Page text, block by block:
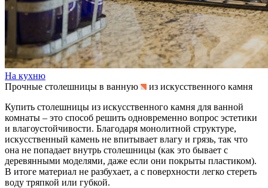
На кухню
Прочные столешницы в ванную
из искусственного камня
Купить столешницы из искусственного камня для ванной
комнаты – это способ решить одновременно вопрос эстетики
и влагоустойчивости. Благодаря монолитной структуре,
искусственный камень не впитывает влагу и грязь, так что
она не попадает внутрь столешницы (как это бывает с
деревянными моделями, даже если они покрыты пластиком).
В итоге материал не разбухает, а с поверхности легко стереть
воду тряпкой или губкой.